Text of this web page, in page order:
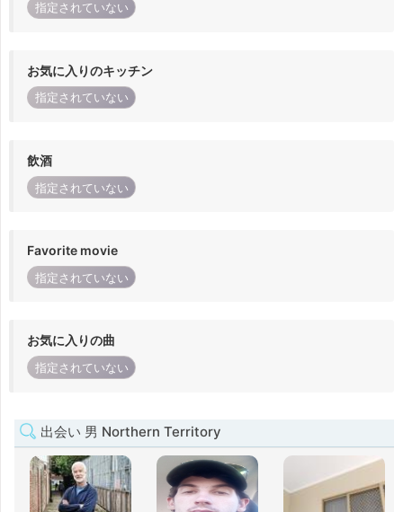
指定されていない
お気に入りのキッチン
指定されていない
飲酒
指定されていない
Favorite movie
指定されていない
お気に入りの曲
指定されていない
出会い 男 Northern Territory